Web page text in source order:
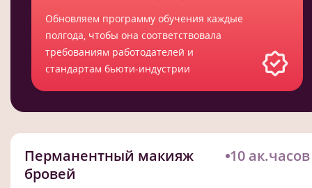
Обновляем программу обучения каждые
полгода, чтобы она соответствовала
требованиям работодателей и
стандартам бьюти-индустрии
Перманентный макияж
бровей
10 ак.часов